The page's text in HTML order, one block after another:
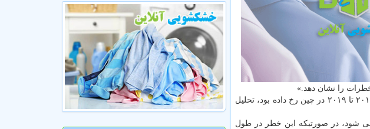
را نشان دهد.»
برای این مطالعه، پژوهشگران داده های نزدیک به ۲.۴ میلیون مرگ ناشی از بیماری قلبی را که از سال ۲۰۱۳ تا ۲۰۱۹ در چین رخ داده بود، تحلیل
شود، در صورتیکه این خطر در طول